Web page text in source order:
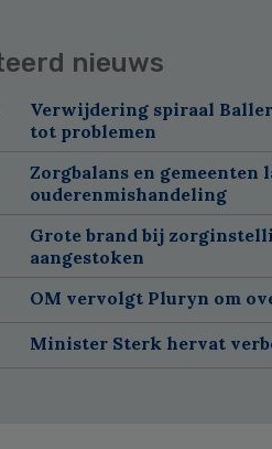
nieuws
Verwijdering spiraal
tot problemen
Zorgbalans en gemeenten
ouderenmishandeling
Grote brand bij
aangestoken
OM vervolgt Pluryn om
Minister Sterk hervat